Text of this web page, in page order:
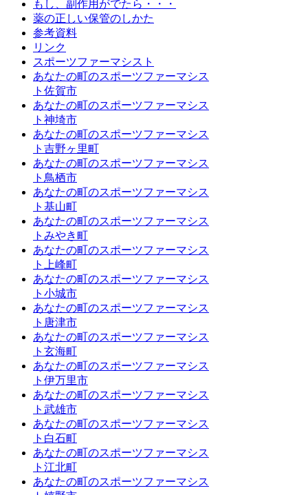
もし、副作用がでたら・・・
薬の正しい保管のしかた
参考資料
リンク
スポーツファーマシスト
あなたの町のスポーツファーマシス
ト佐賀市
あなたの町のスポーツファーマシス
ト神埼市
あなたの町のスポーツファーマシス
ト吉野ヶ里町
あなたの町のスポーツファーマシス
ト鳥栖市
あなたの町のスポーツファーマシス
ト基山町
あなたの町のスポーツファーマシス
トみやき町
あなたの町のスポーツファーマシス
ト上峰町
あなたの町のスポーツファーマシス
ト小城市
あなたの町のスポーツファーマシス
ト唐津市
あなたの町のスポーツファーマシス
ト玄海町
あなたの町のスポーツファーマシス
ト伊万里市
あなたの町のスポーツファーマシス
ト武雄市
あなたの町のスポーツファーマシス
ト白石町
あなたの町のスポーツファーマシス
ト江北町
あなたの町のスポーツファーマシス